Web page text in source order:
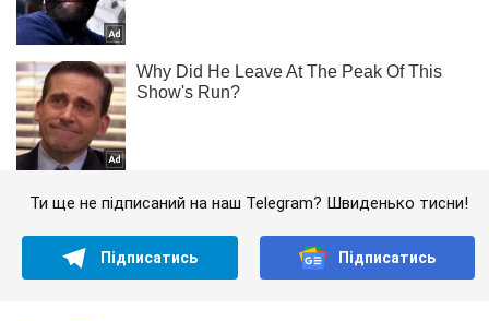
Ти ще не підписаний на наш Telegram? Швиденько тисни!
Підписатись Підписатись